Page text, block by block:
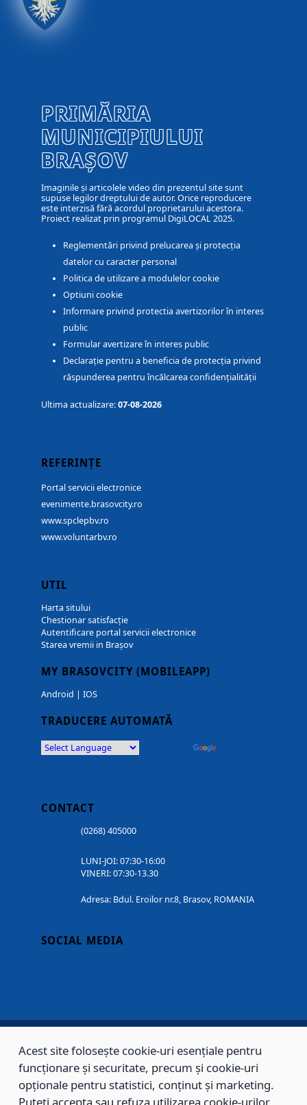
PRIMĂRIA
MUNICIPIULUI
BRAȘOV
Imaginile și articolele video din prezentul site sunt
supuse legilor dreptului de autor. Orice reproducere
este interzisă fără acordul proprietarului acestora.
Proiect realizat prin programul DigiLOCAL 2025.
Reglementări privind prelucarea și protecția
datelor cu caracter personal
Politica de utilizare a modulelor cookie
Optiuni cookie
Informare privind protectia avertizorilor în interes
public
Formular avertizare în interes public
Declarație pentru a beneficia de protecția privind
răspunderea pentru încălcarea confidențialității
Ultima actualizare:07-08-2026
REFERINȚE
Portal servicii electronice
evenimente.brasovcity.ro
www.spclepbv.ro
www.voluntarbv.ro
UTIL
Harta sitului
Chestionar satisfacție
Autentificare portal servicii electronice
Starea vremii in Brașov
MY BRASOVCITY (MOBILEAPP)
Android | IOS
TRADUCERE AUTOMATĂ
CONTACT
(0268) 405000
LUNI-JOI: 07:30-16:00
VINERI: 07:30-13.30
Adresa: Bdul. Eroilor nr.8, Brasov, ROMANIA
SOCIAL MEDIA
Copyright © 2002 - 2026 - PRIMĂRIA MUNICIPIULUI BRAȘOV, toate drepturile
rezervate.
Acest site folosește cookie-uri esențiale pentru
funcționare și securitate, precum și cookie-uri
opționale pentru statistici, conținut și marketing.
Puteți accepta sau refuza utilizarea cookie-urilor